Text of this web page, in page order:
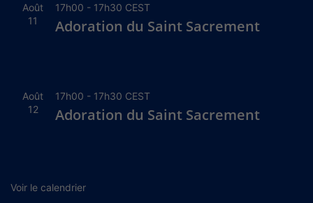
Août
11
17h00 - 17h30 CEST
Adoration du Saint Sacrement
Août
12
17h00 - 17h30 CEST
Adoration du Saint Sacrement
Voir le calendrier